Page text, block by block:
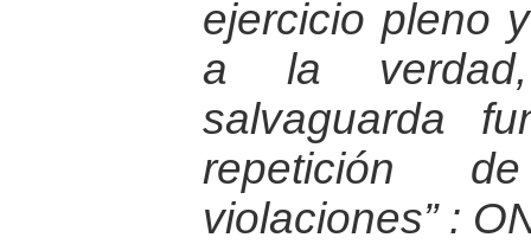
ejercicio pleno
a la verdad,
salvaguarda
repetición
violaciones” :